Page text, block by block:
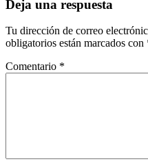
Deja una respuesta
Tu dirección de correo
obligatorios están marcados con
Comentario *